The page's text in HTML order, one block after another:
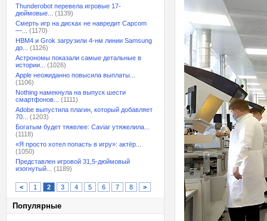
Thunderobot перевела игровые 17-
дюймовые...
(1139)
Смерть игр на дисках не навредит Capcom
—...
(1170)
HBM4 и Grok загрузили 4-нм линии Samsung
до...
(1126)
Астрономы показали самые детальные в
истории...
(1026)
Apple неожиданно повысила выплаты...
(1106)
Nothing намекнула на выпуск шести
смартфонов...
(1111)
Adobe выпустила плагин, который добавляет
70...
(1203)
Богатым будет тяжелее: Caviar утяжелила...
(1118)
«Я просто хотел попасть в игру»: актёр...
(1050)
Представлен игровой 31,5-дюймовый
изогнутый...
(1189)
< 1 2 3 4 5 6 7 8 >
Популярные